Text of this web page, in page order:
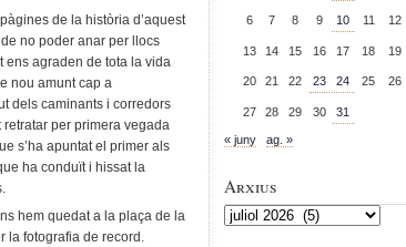
de la història d’aquest
no poder anar per llocs
ens agraden de tota la vida
nou amunt cap a
dels caminants i corredors
per primera vegada
s’ha apuntat el primer als
ha conduït i hissat la
hem quedat a la plaça de la
la fotografia de record.
6 7 8 9 10 11 12
13 14 15 16 17 18 19
20 21 22 23 24 25 26
27 28 29 30 31
« juny ag. »
Arxius
Arxius